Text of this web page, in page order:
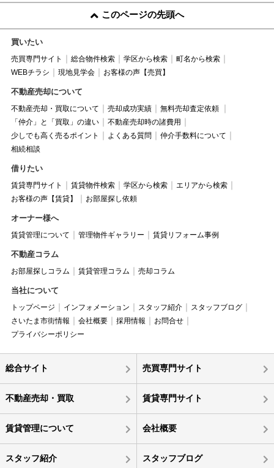
このページの先頭へ
買いたい
売買専門サイト 総合物件検索 学区から検索
町名から検索
WEBチラシ
現地見学会 お客様の声【売買】
不動産売却について
不動産売却・買取について 売却成功実績
無料売却査定依頼
「仲介」と「買取」の違い
不動産売却時の諸費用
少しでも高く売るポイント
よくある質問
仲介手数料について
相続相談
借りたい
賃貸専門サイト 賃貸物件検索 学区から検索
エリアから検索
お客様の声【賃貸】
お部屋探し依頼
オーナー様へ
賃貸管理について 管理物件ギャラリー 賃貸リフォーム事例
不動産コラム
お部屋探しコラム 賃貸管理コラム 売却コラム
当社について
トップページ インフォメーション スタッフ紹介
スタッフブログ
さいたま市街情報
会社概要 採用情報
お問合せ
プライバシーポリシー
総合サイト 売買専門サイト
不動産売却・買取 賃貸専門サイト
賃貸管理について 会社概要
スタッフ紹介 スタッフブログ